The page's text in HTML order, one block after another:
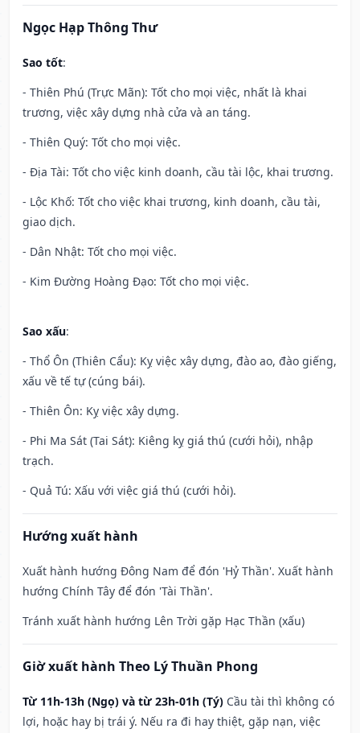
Ngọc Hạp Thông Thư
Sao tốt:
- Thiên Phú (Trực Mãn): Tốt cho mọi việc, nhất là khai
trương, việc xây dựng nhà cửa và an táng.
- Thiên Quý: Tốt cho mọi việc.
- Địa Tài: Tốt cho việc kinh doanh, cầu tài lộc, khai trương.
- Lộc Khố: Tốt cho việc khai trương, kinh doanh, cầu tài,
giao dịch.
- Dân Nhật: Tốt cho mọi việc.
- Kim Đường Hoàng Đạo: Tốt cho mọi việc.
Sao xấu:
- Thổ Ôn (Thiên Cẩu): Kỵ việc xây dựng, đào ao, đào giếng,
xấu về tế tự (cúng bái).
- Thiên Ôn: Kỵ việc xây dựng.
- Phi Ma Sát (Tai Sát): Kiêng kỵ giá thú (cưới hỏi), nhập
trạch.
- Quả Tú: Xấu với việc giá thú (cưới hỏi).
Hướng xuất hành
Xuất hành hướng Đông Nam để đón 'Hỷ Thần'. Xuất hành
hướng Chính Tây để đón 'Tài Thần'.
Tránh xuất hành hướng Lên Trời gặp Hạc Thần (xấu)
Giờ xuất hành Theo Lý Thuần Phong
Từ 11h-13h (Ngọ) và từ 23h-01h (Tý) Cầu tài thì không có
lợi, hoặc hay bị trái ý. Nếu ra đi hay thiệt, gặp nạn, việc